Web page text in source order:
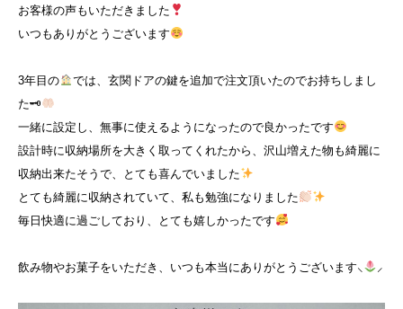
お客様の声もいただきました
いつもありがとうございます
3年目の
では、玄関ドアの鍵を追加で注文頂いたのでお持ちしまし
た🗝
一緒に設定し、無事に使えるようになったので良かったです
設計時に収納場所を大きく取ってくれたから、沢山増えた物も綺麗に
収納出来たそうで、とても喜んでいました
とても綺麗に収納されていて、私も勉強になりました
毎日快適に過ごしており、とても嬉しかったです
飲み物やお菓子をいただき、いつも本当にありがとうございます⸜ ︎⸝‍